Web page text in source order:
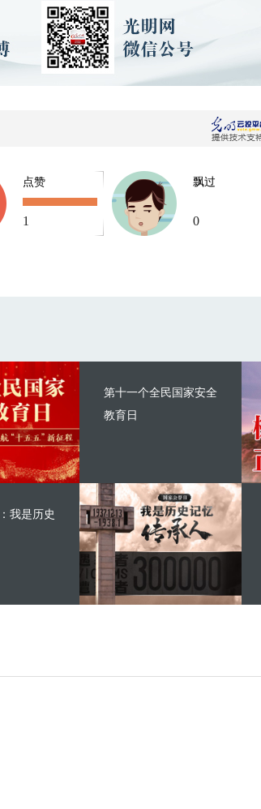
点赞
1
飘过
0
第十一个全民国家安全
教育日
我是历史